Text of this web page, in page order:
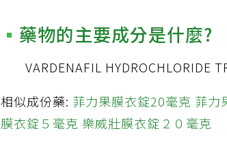
藥物的主要成分是什麼?
VARDENAFIL HYDROCHLORIDE
相似成份藥: 菲力果膜衣錠20毫克 菲力
膜衣錠５毫克 樂威壯膜衣錠２０毫克